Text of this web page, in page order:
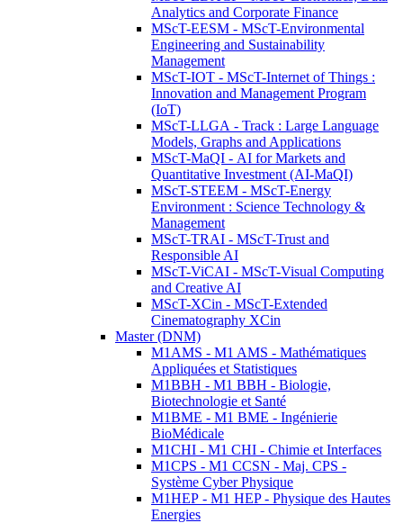
Analytics and Corporate Finance
MScT-EESM - MScT-Environmental
Engineering and Sustainability
Management
MScT-IOT - MScT-Internet of Things :
Innovation and Management Program
(IoT)
MScT-LLGA - Track : Large Language
Models, Graphs and Applications
MScT-MaQI - AI for Markets and
Quantitative Investment (AI-MaQI)
MScT-STEEM - MScT-Energy
Environment : Science Technology &
Management
MScT-TRAI - MScT-Trust and
Responsible AI
MScT-ViCAI - MScT-Visual Computing
and Creative AI
MScT-XCin - MScT-Extended
Cinematography XCin
Master (DNM)
M1AMS - M1 AMS - Mathématiques
Appliquées et Statistiques
M1BBH - M1 BBH - Biologie,
Biotechnologie et Santé
M1BME - M1 BME - Ingénierie
BioMédicale
M1CHI - M1 CHI - Chimie et Interfaces
M1CPS - M1 CCSN - Maj. CPS -
Système Cyber Physique
M1HEP - M1 HEP - Physique des Hautes
Energies